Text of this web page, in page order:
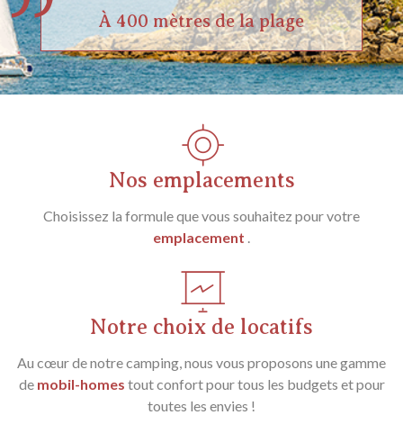
À 400 mètres de la plage
Nos emplacements
Choisissez la formule que vous souhaitez pour votre
emplacement
Notre choix de locatifs
Au cœur de notre camping, nous vous proposons une gamme
de mobil-homes tout confort pour tous les budgets et pour
toutes les envies !